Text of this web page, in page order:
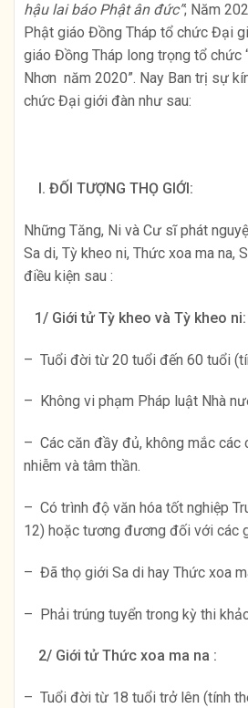
hậu lai báo Phật ân đức”; Năm
Phật giáo Đồng Tháp tổ chức Đại
giáo Đồng Tháp long trọng tổ chức
Nhơn năm 2020”. Nay Ban trị sự
chức Đại giới đàn như sau:
I. ĐỐI TƯỢNG THỌ GIỚI:
Những Tăng, Ni và Cư sĩ phát
Sa di, Tỳ kheo ni, Thức xoa ma na,
điều kiện sau :
1/ Giới tử Tỳ kheo và Tỳ kheo ni:
– Tuổi đời từ 20 tuổi đến 60 tuổi
– Không vi phạm Pháp luật Nhà
– Các căn đầy đủ, không mắc các
nhiễm và tâm thần.
– Có trình độ văn hóa tốt nghiệp
12) hoặc tương đương đối với các
– Đã thọ giới Sa di hay Thức xoa
– Phải trúng tuyển trong kỳ thi
2/ Giới tử Thức xoa ma na :
– Tuổi đời từ 18 tuổi trở lên (tính